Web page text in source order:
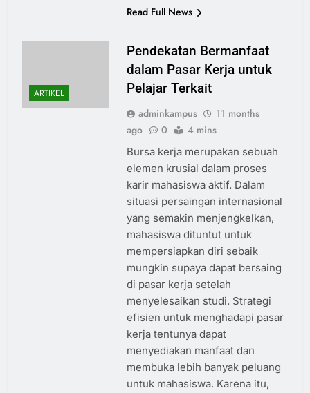
Read Full News
ARTIKEL
Pendekatan Bermanfaat
dalam Pasar Kerja untuk
Pelajar Terkait
adminkampus
11 months
ago
0 4 mins
Bursa kerja merupakan sebuah
elemen krusial dalam proses
karir mahasiswa aktif. Dalam
situasi persaingan internasional
yang semakin menjengkelkan,
mahasiswa dituntut untuk
mempersiapkan diri sebaik
mungkin supaya dapat bersaing
di pasar kerja setelah
menyelesaikan studi. Strategi
efisien untuk menghadapi pasar
kerja tentunya dapat
menyediakan manfaat dan
membuka lebih banyak peluang
untuk mahasiswa. Karena itu,